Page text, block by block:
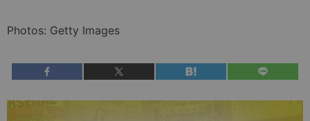
Photos: Getty Images